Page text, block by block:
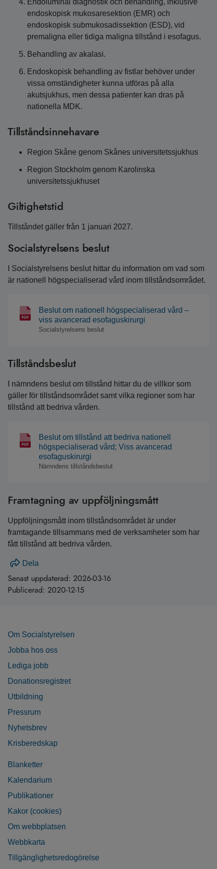
Endoluminal diagnostik och behandling, inklusive
endoskopisk mukosaresektion (EMR) och
endoskopisk submukosadissektion (ESD), vid
premaligna eller tidiga maligna tillstånd i esofagus.
Behandling av akalasi.
Endoskopisk behandling av fistlar behöver under
vissa omständigheter kunna utföras på alla
akutsjukhus, men dessa patienter kan dras på
nationella MDK.
Tillståndsinnehavare
Region Skåne genom Skånes universitetssjukhus
Region Stockholm genom Karolinska
universitetssjukhuset
Giltighetstid
Tillståndet gäller från 1 januari 2027.
Socialstyrelsens beslut
I Socialstyrelsens beslut hittar du information om vad som
är nationell högspecialiserad vård inom tillståndsområdet.
Beslut om nationell högspecialiserad vård –
viss avancerad esofaguskirurgi
Socialstyrelsens beslut
Tillståndsbeslut
I nämndens beslut om tillstånd hittar du de villkor som
gäller för tillståndsområdet samt vilka regioner som har
tillstånd att bedriva vården.
Beslut om tillstånd att bedriva nationell
högspecialiserad vård; Viss avancerad
esofaguskirurgi
Nämndens tillståndsbeslut
Framtagning av uppföljningsmått
Uppföljningsmått inom tillståndsområdet är under
framtagande tillsammans med de verksamheter som har
fått tillstånd att bedriva vården.
Dela
Senast uppdaterad: 2026-03-16
Publicerad: 2020-12-15
Om Socialstyrelsen
Jobba hos oss
Lediga jobb
Donationsregistret
Utbildning
Pressrum
Nyhetsbrev
Krisberedskap
Blanketter
Kalendarium
Publikationer
Kakor (cookies)
Om webbplatsen
Webbkarta
Tillgänglighetsredogörelse